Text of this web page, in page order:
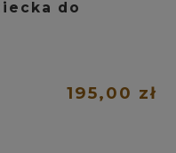
do
195,00 zł